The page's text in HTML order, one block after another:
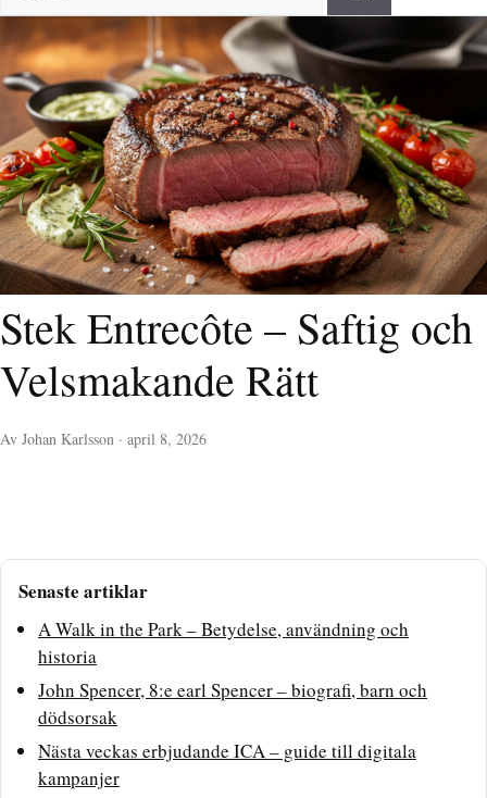
Stek Entrecôte – Saftig och
Velsmakande Rätt
Av Johan Karlsson · april 8, 2026
Senaste artiklar
A Walk in the Park – Betydelse, användning och
historia
John Spencer, 8:e earl Spencer – biografi, barn och
dödsorsak
Nästa veckas erbjudande ICA – guide till digitala
kampanjer